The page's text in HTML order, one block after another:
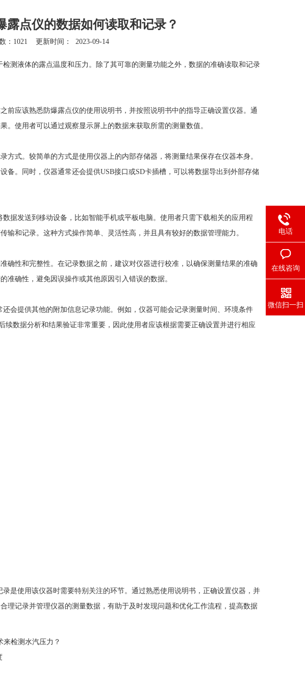
露点仪的数据如何读取和记录？
：1021 更新时间： 2023-09-14
测液体的露点温度和压力。除了其可靠的测量功能之外，数据的准确读取和记录
应该熟悉防爆露点仪的使用说明书，并按照说明书中的指导正确设置仪器。通
。使用者可以通过观察显示屏上的数据来获取所需的测量数值。
式。较简单的方式是使用仪器上的内部存储器，将测量结果保存在仪器本身。
备。同时，仪器通常还会提供USB接口或SD卡插槽，可以将数据导出到外部存储
发送到移动设备，比如智能手机或平板电脑。使用者只需下载相关的应用程
输和记录。这种方式操作简单、灵活性高，并且具有较好的数据管理能力。
性和完整性。在记录数据之前，建议对仪器进行校准，以确保测量结果的准确
准确性，避免因误操作或其他原因引入错误的数据。
提供其他的附加信息记录功能。例如，仪器可能会记录测量时间、环境条件
数据分析和结果验证非常重要，因此使用者应该根据需要正确设置并进行相应
录是使用该仪器时需要特别关注的环节。通过熟悉使用说明书，正确设置仪器，并
理记录并管理仪器的测量数据，有助于及时发现问题和优化工作流程，提高数据
来检测水汽压力？
电话
在线咨询
微信扫一扫